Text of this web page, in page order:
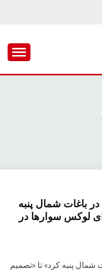
باغات شمال پنبه
لوکس سوارها در
شمال پنبه کرد» تا «تصمیم